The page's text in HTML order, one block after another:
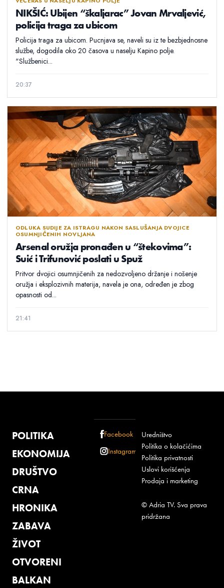
NIKŠIĆ: Ubijen “škaljarac” Jovan Mrvaljević,
policija traga za ubicom
Policija traga za ubicom. Pucnjava se, naveli su iz te bezbjednosne
službe, dogodila oko 20 časova u naselju Kapino polje.
"Službenici...
20:37
ODLUKA SUDIJE ZA ISTRAGU NAKON SASLUŠANJA DVOJICE
OSUMNJIČENIH NOVLJANA
Arsenal oružja pronađen u “štekovima”:
Suić i Trifunović poslati u Spuž
Pritvor dvojici osumnjičenih za nedozvoljeno držanje i nošenje
oružja i eksplozivnih materija, navela je ona, određen je zbog
opasnosti od...
21:41
POLITIKA
EKONOMIJA
DRUŠTVO
CRNA
HRONIKA
ZABAVA
ŽIVOT
OTVORENI
BALKAN
Facebook
Instagram
Uredništvo
Politika o kolačićima
Politika privatnosti
Uslovi korišćenja
Prodaja i marketing
© Adria TV. Sva prava
pridržana